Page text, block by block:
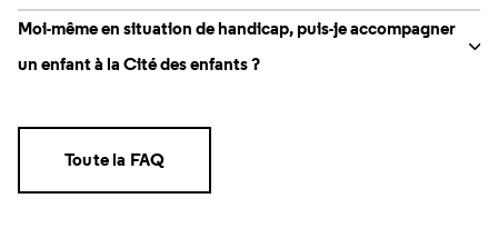
Moi-même en situation de handicap, puis-je accompagner
un enfant à la Cité des enfants ?
Toute la FAQ